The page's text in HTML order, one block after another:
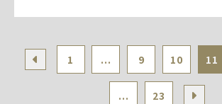
1 ... 9 10 11
... 23